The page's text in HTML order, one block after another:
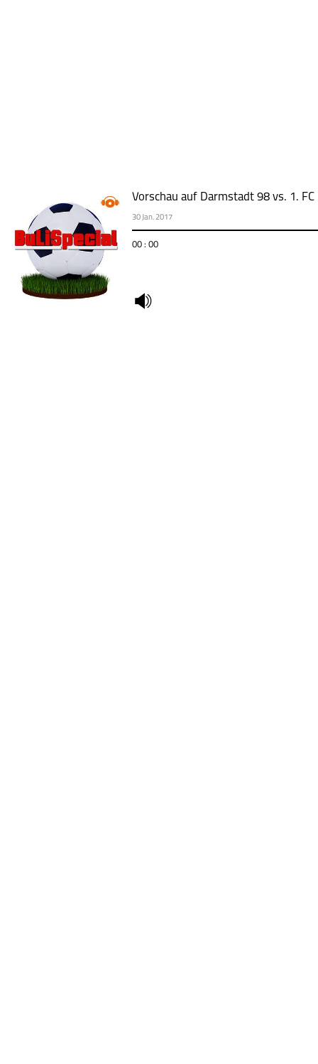
Vorschau auf Darmstadt 98 vs. 1. FC
30 Jan. 2017
00 : 00